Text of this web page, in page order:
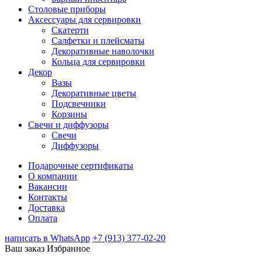
Столовые приборы
Аксессуары для сервировки
Скатерти
Cалфетки и плейсматы
Декоративные наволочки
Кольца для сервировки
Декор
Вазы
Декоративные цветы
Подсвечники
Корзины
Свечи и диффузоры
Свечи
Диффузоры
Подарочные сертификаты
О компании
Вакансии
Контакты
Доставка
Оплата
написать в WhatsApp +7 (913) 377-02-20
Ваш заказ Избранное